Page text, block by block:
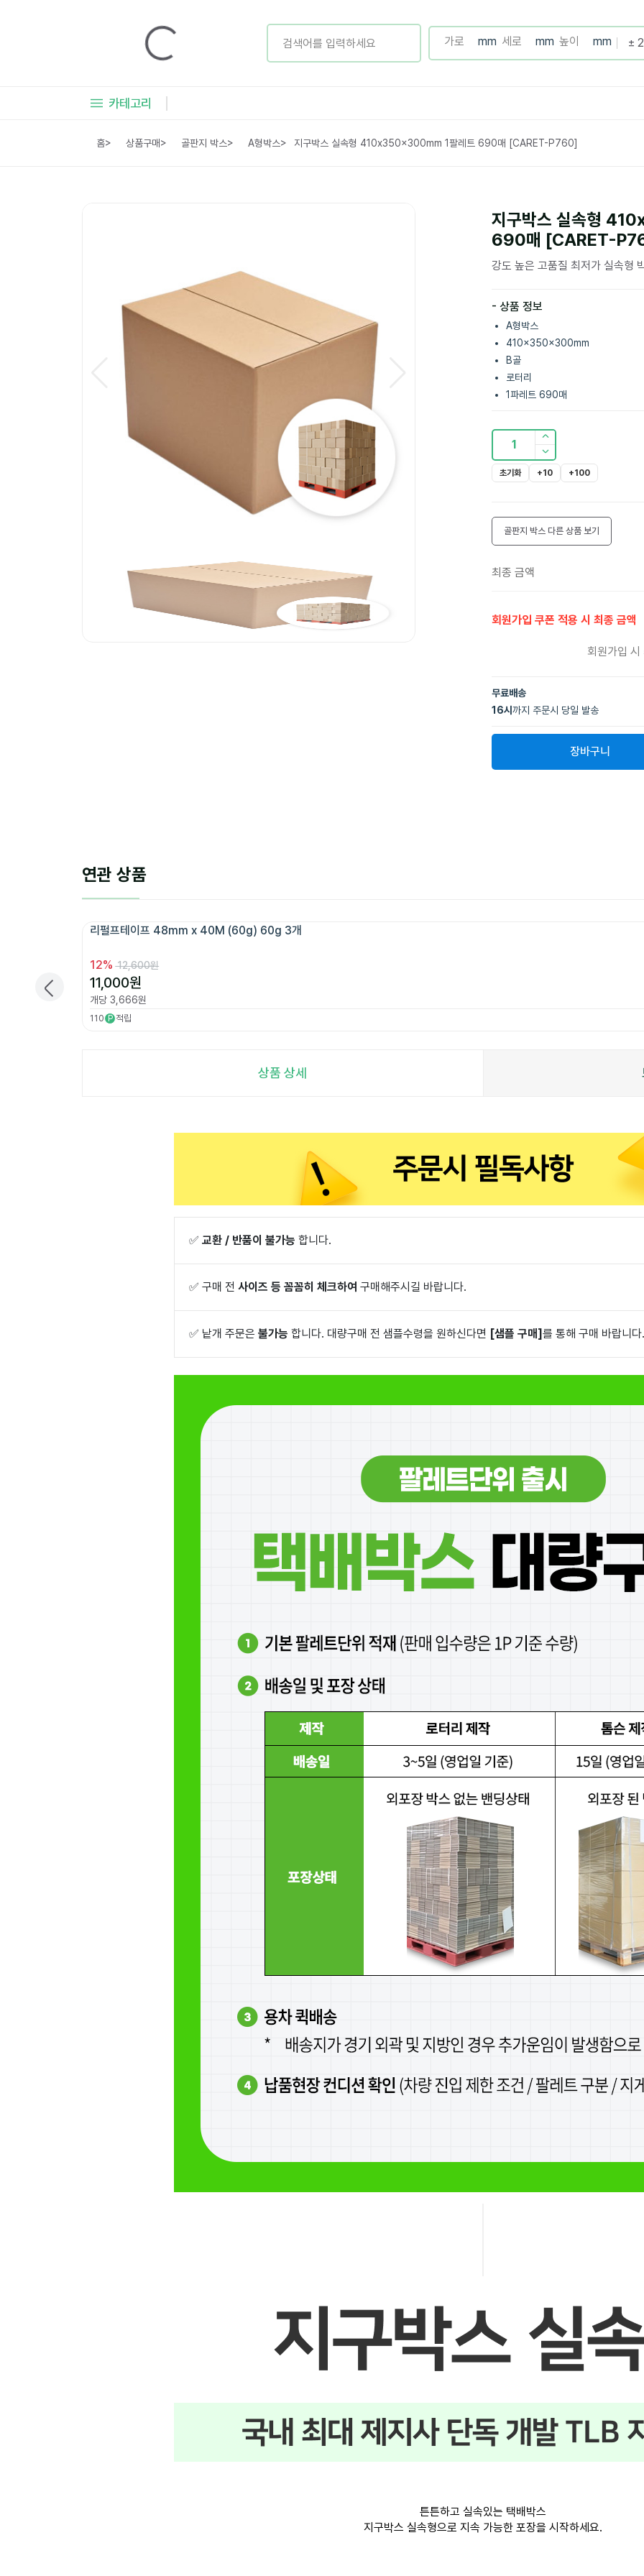
카테고리
홈> 상품구매> 골판지 박스> A형박스> 지구박스 실속형 410x350x300mm 1팔레트 690매 [CARET-P760]
지구박스 실속형
690매 [CARET-
강도 높은 고품질 최저가 실속형
- 상품 정보
A형박스
410x350x300mm
B골
로터리
1파레트 690매
1
초기화 +10 +100
골판지 박스 다른 상품 보기
최종 금액
회원가입 쿠폰 적용 시 최종 금액
회원가입
무료배송
16시 까지 주문시 당일 발송
장바구니
연관 상품
12% 12,600원
11,000원
개당 3,666원
110 P 적립
상품 상세
✅ 교환 / 반품이 불가능 합니다.
✅ 구매 전 사이즈 등 꼼꼼히 체크하여 구매해주시길 바랍니다.
✅ 낱개 주문은 불가능 합니다. 대량구매 전 샘플수령을 원하신다면 [샘플 구매]를 통해 구매 바랍니다.
튼튼하고 실속있는 택배박스
지구박스 실속형으로 지속 가능한 포장을 시작하세요.